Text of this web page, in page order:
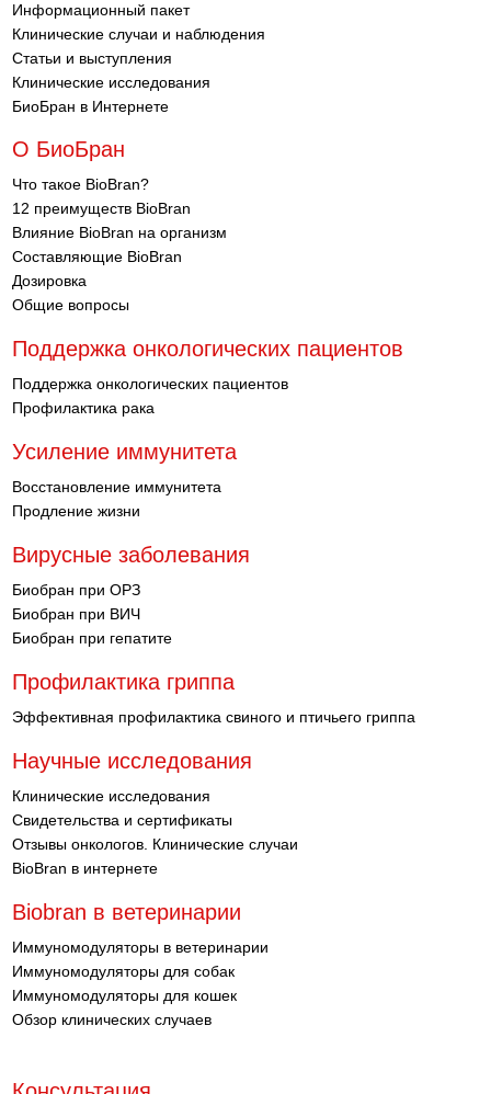
Информационный пакет
Клинические случаи и наблюдения
Статьи и выступления
Клинические исследования
БиоБран в Интернете
О БиоБран
Что такое BioBran?
12 преимуществ BioBran
Влияние BioBran на организм
Составляющие BioBran
Дозировка
Общие вопросы
Поддержка онкологических пациентов
Поддержка онкологических пациентов
Профилактика рака
Усиление иммунитета
Восстановление иммунитета
Продление жизни
Вирусные заболевания
Биобран при ОРЗ
Биобран при ВИЧ
Биобран при гепатите
Профилактика гриппа
Эффективная профилактика свиного и птичьего гриппа
Научные исследования
Клинические исследования
Свидетельства и сертификаты
Отзывы онкологов. Клинические случаи
BioBran в интернете
Biobran в ветеринарии
Иммуномодуляторы в ветеринарии
Иммуномодуляторы для собак
Иммуномодуляторы для кошек
Обзор клинических случаев